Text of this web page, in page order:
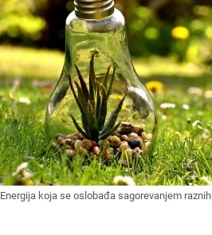
Energija koja se oslobađa sagorevanjem